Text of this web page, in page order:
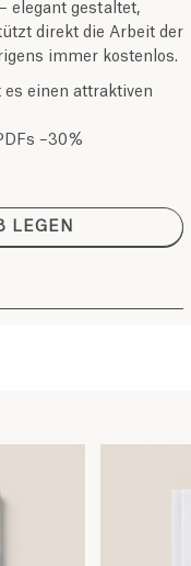
elegant gestaltet,
direkt die Arbeit der
immer kostenlos.
einen attraktiven
–30 %
LEGEN
II